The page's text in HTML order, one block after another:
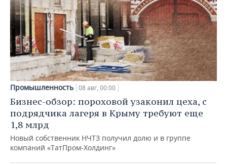
Промышленность 08 авг, 00:00
Бизнес-обзор: пороховой узаконил цеха, с
подрядчика лагеря в Крыму требуют еще
1,8 млрд
Новый собственник НЧТЗ получил долю и в группе
компаний «ТатПром-Холдинг»